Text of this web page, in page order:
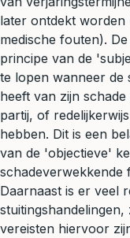
later ontdekt worden
medische fouten).
principe van de
te lopen wanneer de
heeft van zijn
partij, of
hebben. Dit is een
van de 'objectieve'
schadeverwekkende
Daarnaast is er veel
vereisten hiervoor